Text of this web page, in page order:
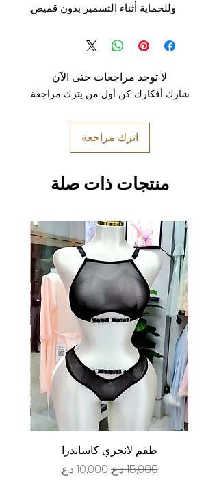
وللحماية أثناء التسمير بدون قميص.
لا توجد مراجعات حتى الآن
شارك أفكارك. كن أول من يترك مراجعة.
اترك مراجعة
منتجات ذات صلة
طقم لانجري كاساندرا
سعر عادي سعر البيع